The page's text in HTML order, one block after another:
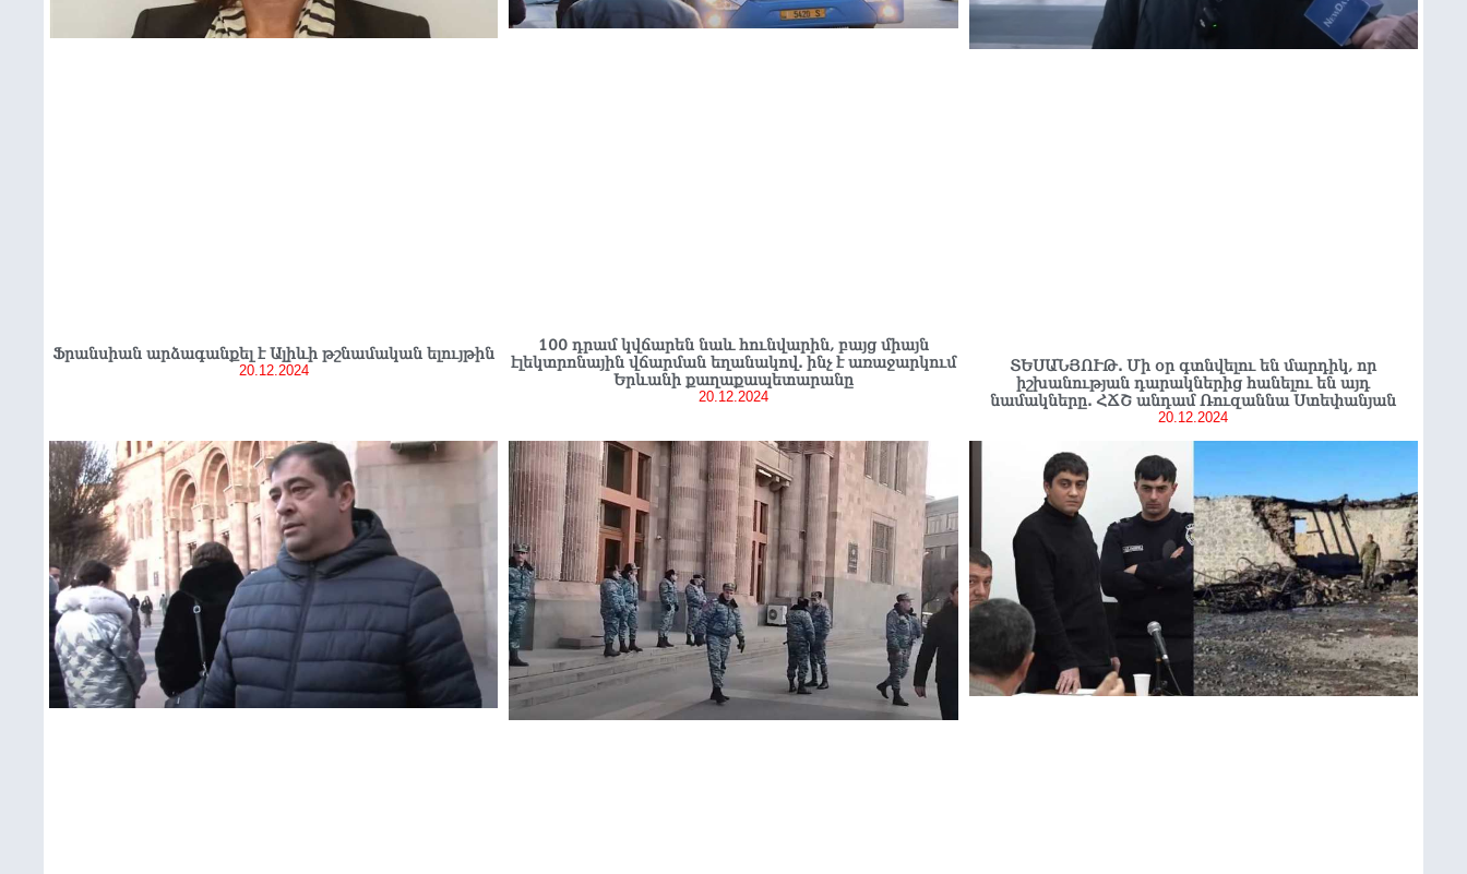
Ֆրանսիան արձագանքել է Ալիևի թշնամական ելույթին
20.12.2024
100 դրամ կվճարեն նաև հունվարին, բայց միայն
էլեկտրոնային վճարման եղանակով. ինչ է առաջարկում
Երևանի քաղաքապետարանը
20.12.2024
ՏԵՍԱՆՅՈՒԹ. Մի օր գտնվելու են մարդիկ, որ
իշխանության դարակներից հանելու են այդ
նամակները. ՀՃՇ անդամ Ռուզաննա Ստեփանյան
20.12.2024